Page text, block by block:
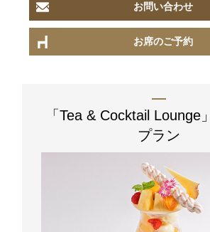
お問い合わせ
お席のご予約
「Tea & Cocktail Lounge」
プラン